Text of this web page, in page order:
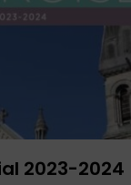
2023-2024